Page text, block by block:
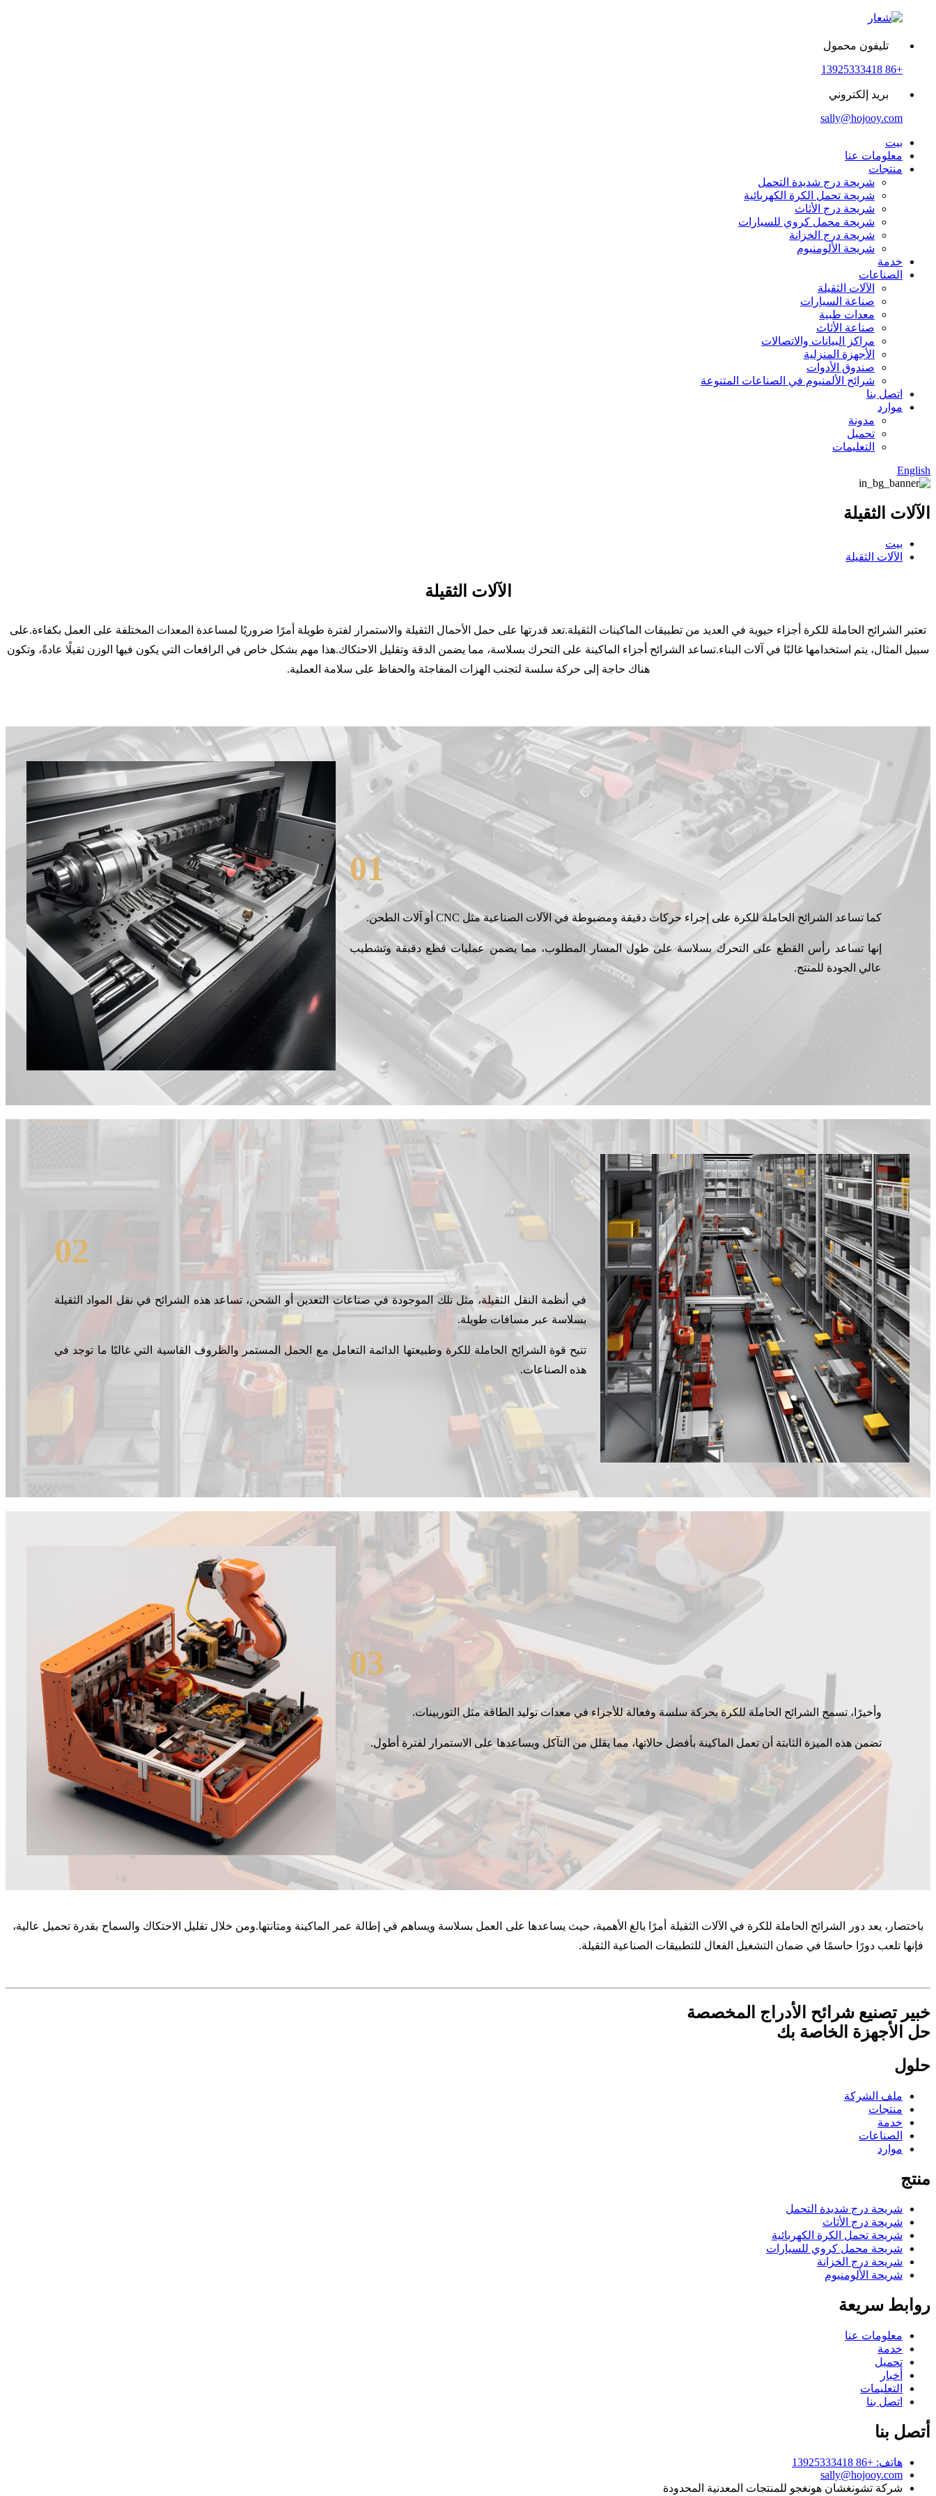
تليفون محمول
+86 13925333418
بريد إلكتروني
sally@hojooy.com
بيت
معلومات عنا
منتجات
شريحة درج شديدة التحمل
شريحة تحمل الكرة الكهربائية
شريحة درج الأثاث
شريحة محمل كروي للسيارات
شريحة درج الخزانة
شريحة الألومنيوم
خدمة
الصناعات
الآلات الثقيلة
صناعة السيارات
معدات طبية
صناعة الأثاث
مراكز البيانات والاتصالات
الأجهزة المنزلية
صندوق الأدوات
شرائح الألمنيوم في الصناعات المتنوعة
اتصل بنا
موارد
مدونة
تحميل
التعليمات
English
الآلات الثقيلة
بيت
الآلات الثقيلة
الآلات الثقيلة
تعتبر الشرائح الحاملة للكرة أجزاء حيوية في العديد من تطبيقات الماكينات الثقيلة.تعد قدرتها على حمل الأحمال الثقيلة والاستمرار لفترة طويلة أمرًا ضروريًا لمساعدة المعدات المختلفة على العمل بكفاءة.على
سبيل المثال، يتم استخدامها غالبًا في آلات البناء.تساعد الشرائح أجزاء الماكينة على التحرك بسلاسة، مما يضمن الدقة وتقليل الاحتكاك.هذا مهم بشكل خاص في الرافعات التي يكون فيها الوزن ثقيلًا عادةً، وتكون
هناك حاجة إلى حركة سلسة لتجنب الهزات المفاجئة والحفاظ على سلامة العملية.
01
كما تساعد الشرائح الحاملة للكرة على إجراء حركات دقيقة ومضبوطة في الآلات الصناعية مثل CNC أو آلات الطحن.
إنها تساعد رأس القطع على التحرك بسلاسة على طول المسار المطلوب، مما يضمن عمليات قطع دقيقة وتشطيب
عالي الجودة للمنتج.
02
في أنظمة النقل الثقيلة، مثل تلك الموجودة في صناعات التعدين أو الشحن، تساعد هذه الشرائح في نقل المواد الثقيلة
بسلاسة عبر مسافات طويلة.
تتيح قوة الشرائح الحاملة للكرة وطبيعتها الدائمة التعامل مع الحمل المستمر والظروف القاسية التي غالبًا ما توجد في
هذه الصناعات.
03
وأخيرًا، تسمح الشرائح الحاملة للكرة بحركة سلسة وفعالة للأجزاء في معدات توليد الطاقة مثل التوربينات.
تضمن هذه الميزة الثابتة أن تعمل الماكينة بأفضل حالاتها، مما يقلل من التآكل ويساعدها على الاستمرار لفترة أطول.
باختصار، يعد دور الشرائح الحاملة للكرة في الآلات الثقيلة أمرًا بالغ الأهمية، حيث يساعدها على العمل بسلاسة ويساهم في إطالة عمر الماكينة ومتانتها.ومن خلال تقليل الاحتكاك والسماح بقدرة تحميل عالية،
فإنها تلعب دورًا حاسمًا في ضمان التشغيل الفعال للتطبيقات الصناعية الثقيلة.
خبير تصنيع شرائح الأدراج المخصصة
حل الأجهزة الخاصة بك
حلول
ملف الشركة
منتجات
خدمة
الصناعات
موارد
منتج
شريحة درج شديدة التحمل
شريحة درج الأثاث
شريحة تحمل الكرة الكهربائية
شريحة محمل كروي للسيارات
شريحة درج الخزانة
شريحة الألومنيوم
روابط سريعة
معلومات عنا
خدمة
تحميل
أخبار
التعليمات
اتصل بنا
أتصل بنا
هاتف: +86 13925333418
sally@hojooy.com
شركة تشونغشان هونغجو للمنتجات المعدنية المحدودة